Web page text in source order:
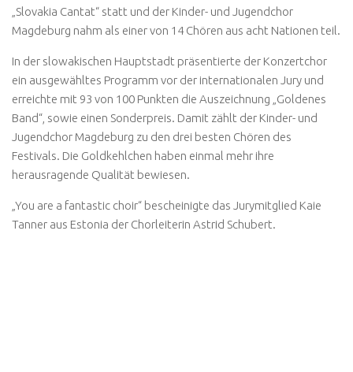
„Slovakia Cantat“ statt und der Kinder- und Jugendchor
Magdeburg nahm als einer von 14 Chören aus acht Nationen teil.
In der slowakischen Hauptstadt präsentierte der Konzertchor
ein ausgewähltes Programm vor der internationalen Jury und
erreichte mit 93 von 100 Punkten die Auszeichnung „Goldenes
Band“, sowie einen Sonderpreis. Damit zählt der Kinder- und
Jugendchor Magdeburg zu den drei besten Chören des
Festivals. Die Goldkehlchen haben einmal mehr ihre
herausragende Qualität bewiesen.
„You are a fantastic choir“ bescheinigte das Jurymitglied Kaie
Tanner aus Estonia der Chorleiterin Astrid Schubert.